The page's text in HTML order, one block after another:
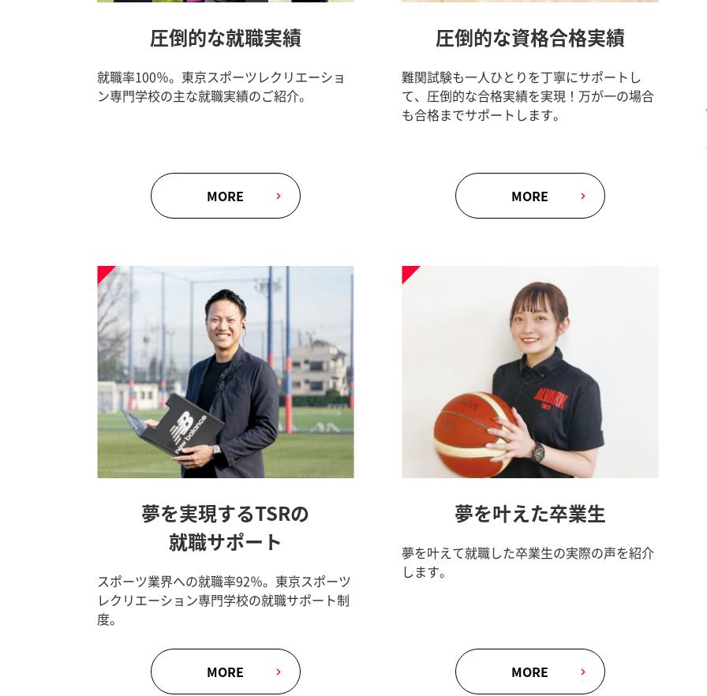
圧倒的な就職実績
就職率100％。東京スポーツレクリエーショ
ン専門学校の主な就職実績のご紹介。
MORE
圧倒的な資格合格実績
難関試験も一人ひとりを丁寧にサポートし
て、圧倒的な合格実績を実現！万が一の場合
も合格までサポートします。
MORE
夢を実現するTSRの
就職サポート
スポーツ業界への就職率92％。東京スポーツ
レクリエーション専門学校の就職サポート制
度。
MORE
夢を叶えた卒業生
夢を叶えて就職した卒業生の実際の声を紹介
します。
MORE